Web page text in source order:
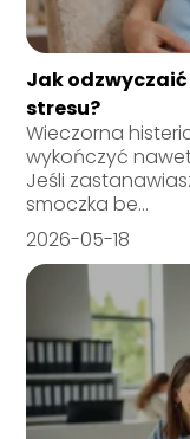
Jak
stresu?
Wieczorna
wykończyć
Jeśli
smoczka be...
2026-05-18